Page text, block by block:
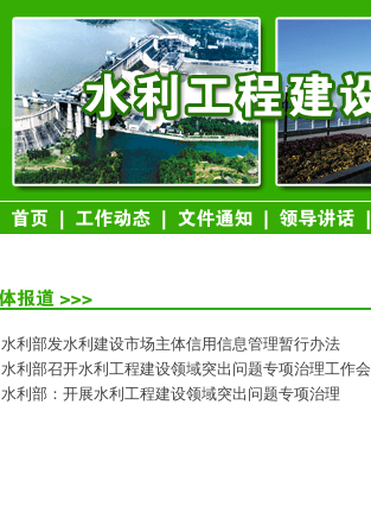
水利部发水利建设市场主体信用信息管理暂行办法
水利部召开水利工程建设领域突出问题专项治理工作会
水利部：开展水利工程建设领域突出问题专项治理